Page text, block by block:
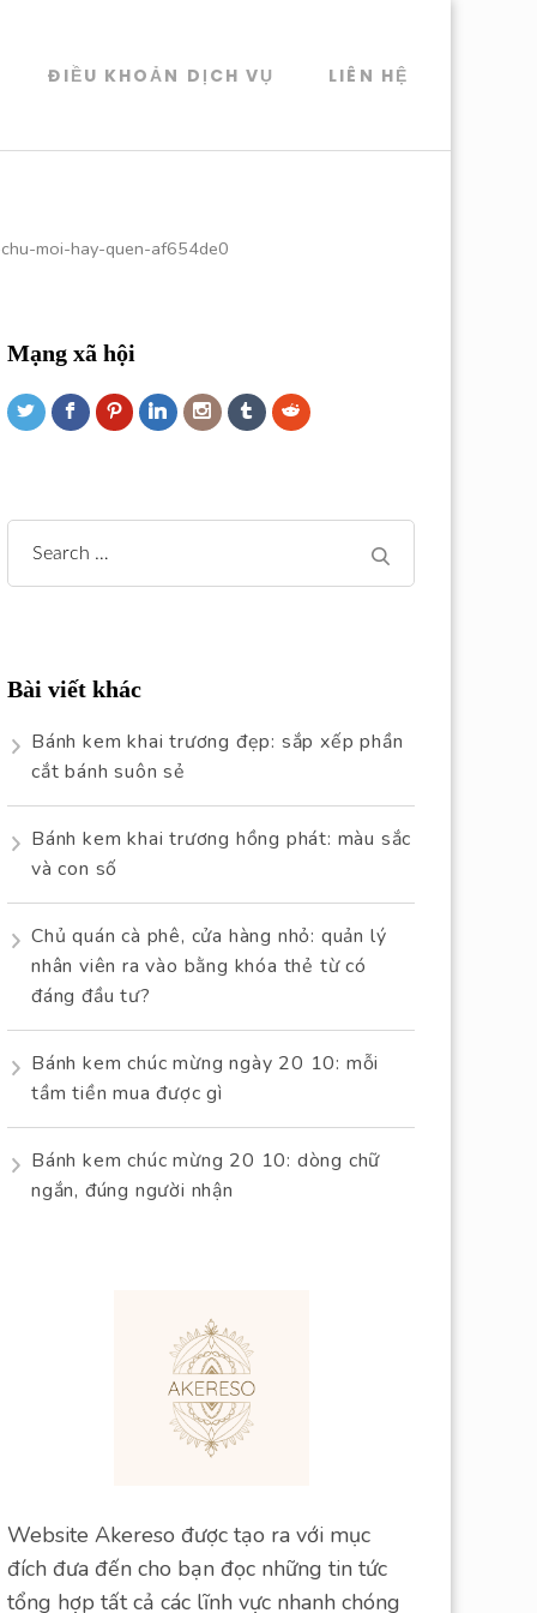
ĐIỀU KHOẢN DỊCH VỤ LIÊN HỆ
moi-hay-quen-af654de0
Mạng xã hội
Search
for:
Bài viết khác
Bánh kem khai trương đẹp: sắp xếp phần
cắt bánh suôn sẻ
Bánh kem khai trương hồng phát: màu sắc
và con số
Chủ quán cà phê, cửa hàng nhỏ: quản lý
nhân viên ra vào bằng khóa thẻ từ có
đáng đầu tư?
Bánh kem chúc mừng ngày 20 10: mỗi
tầm tiền mua được gì
Bánh kem chúc mừng 20 10: dòng chữ
ngắn, đúng người nhận
Website Akereso được tạo ra với mục
đích đưa đến cho bạn đọc những tin tức
tổng hợp tất cả các lĩnh vực nhanh chóng